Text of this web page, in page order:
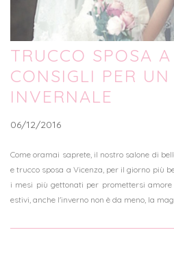
TRUCCO SPOSA
CONSIGLI PER
INVERNALE
06/12/2016
Come oramai saprete, il nostro salone di
e trucco sposa a Vicenza, per il giorno più
i mesi più gettonati per promettersi
estivi, anche l'inverno non è da meno, la